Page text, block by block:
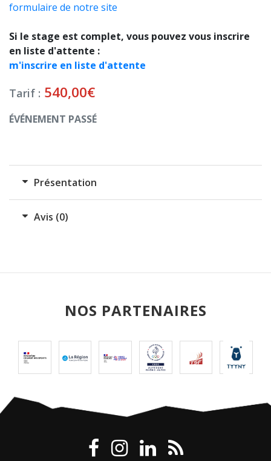
formulaire de notre site
Si le stage est complet, vous pouvez vous inscrire
en liste d'attente :
m'inscrire en liste d'attente
Tarif : 540,00€
ÉVÉNEMENT PASSÉ
Présentation
Avis (0)
NOS PARTENAIRES